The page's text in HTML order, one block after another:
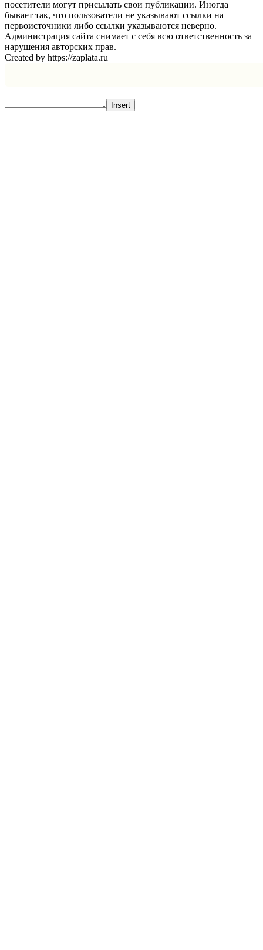
посетители могут присылать свои публикации. Иногда
бывает так, что пользователи не указывают ссылки на
первоисточники либо ссылки указываются неверно.
Администрация сайта снимает с себя всю ответственность за
нарушения авторских прав.
Created by https://zaplata.ru
Insert